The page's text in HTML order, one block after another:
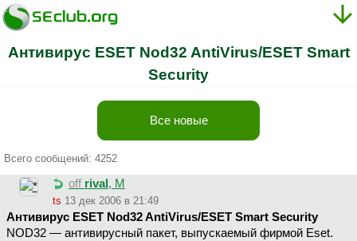
Антивирус ESET Nod32 AntiVirus/ESET Smart
Security
Все новые
Всего сообщений: 4252
off rival , М
ts 13 дек 2006 в 21:49
Антивирус ESET Nod32 AntiVirus/ESET Smart Security
NOD32 — антивирусный пакет, выпускаемый фирмой Eset.